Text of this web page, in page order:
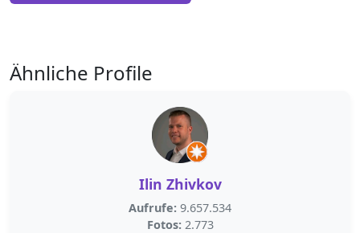
Ähnliche Profile
Ilin Zhivkov
Aufrufe: 9.657.534
Fotos: 2.773